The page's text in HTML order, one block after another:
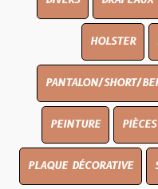
HOLSTER
PANTALON/SHORT/
PEINTURE
PLAQUE DÉCORATIVE